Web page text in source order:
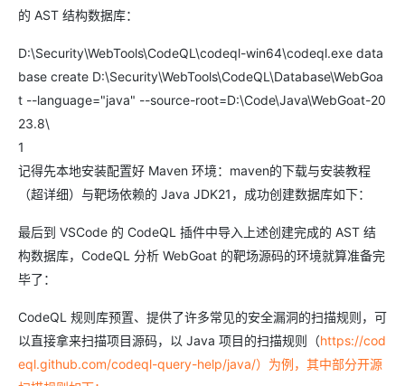
的 AST 结构数据库：
D:\Security\WebTools\CodeQL\codeql-win64\codeql.exe data
base create D:\Security\WebTools\CodeQL\Database\WebGoa
t --language="java" --source-root=D:\Code\Java\WebGoat-20
23.8\
1
记得先本地安装配置好 Maven 环境：maven的下载与安装教程
（超详细）与靶场依赖的 Java JDK21，成功创建数据库如下：
最后到 VSCode 的 CodeQL 插件中导入上述创建完成的 AST 结
构数据库，CodeQL 分析 WebGoat 的靶场源码的环境就算准备完
毕了：
CodeQL 规则库预置、提供了许多常见的安全漏洞的扫描规则，可
以直接拿来扫描项目源码，以 Java 项目的扫描规则（https://cod
eql.github.com/codeql-query-help/java/）为例，其中部分开源